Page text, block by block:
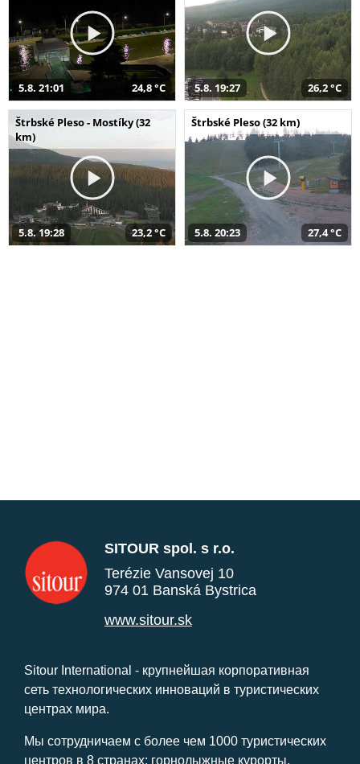
5.8. 21:01 24,8 °C 5.8. 19:27 26,2 °C
Štrbské Pleso - Mostíky (32
km)
5.8. 19:28 23,2 °C
Štrbské Pleso (32 km)
5.8. 20:23 27,4 °C
SITOUR spol. s r.o.
Terézie Vansovej 10
974 01 Banská Bystrica
www.sitour.sk
Sitour International - крупнейшая корпоративная
сеть технологических инноваций в туристических
центрах мира.
Мы сотрудничаем с более чем 1000 туристических
центров в 8 странах: горнолыжные курорты,